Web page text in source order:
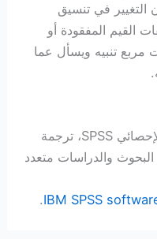
التغيير في تنسيق
القيم المفقودة أو
مربع تنبيه ويسأل عما
المرجع الأساسي لبرنامج التحليل الإحصائي SPSS، ترجمة
والدراسات متعدد
IBM SPSS
.